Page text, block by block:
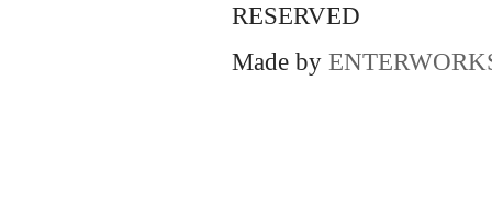
RESERVED
Made by